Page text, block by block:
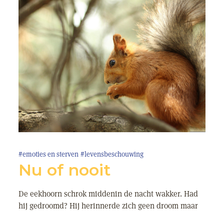
#emoties en sterven #levensbeschouwing
Nu of nooit
De eekhoorn schrok middenin de nacht wakker. Had
hij gedroomd? Hij herinnerde zich geen droom maar